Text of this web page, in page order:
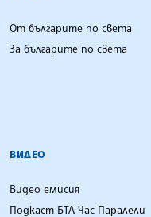
От българите по света
За българите по света
ВИДЕО
Видео емисия
Подкаст БТА Час Паралели